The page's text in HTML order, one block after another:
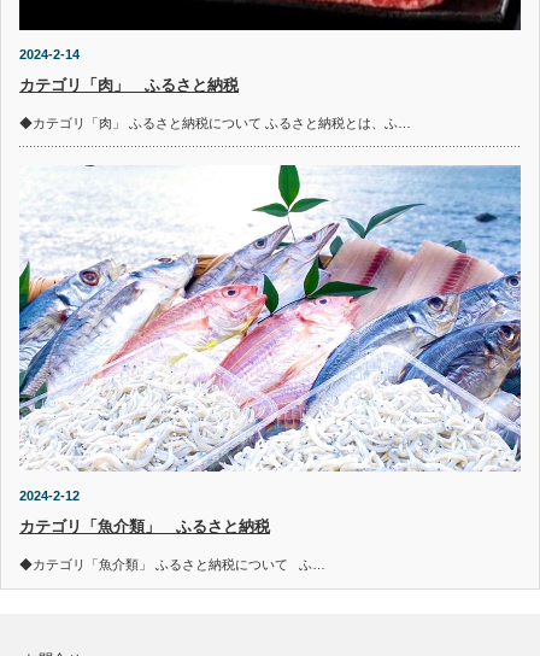
2024-2-14
カテゴリ「肉」 ふるさと納税
◆カテゴリ「肉」 ふるさと納税について ふるさと納税とは、ふ…
2024-2-12
カテゴリ「魚介類」 ふるさと納税
◆カテゴリ「魚介類」 ふるさと納税について ふ…